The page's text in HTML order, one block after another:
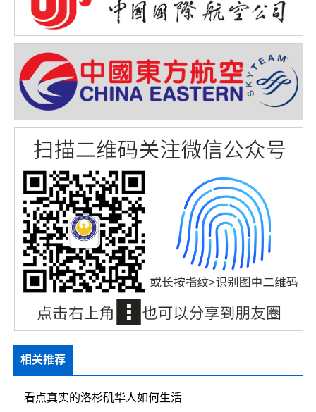
相关推荐
看点真实的洛杉矶华人如何生活